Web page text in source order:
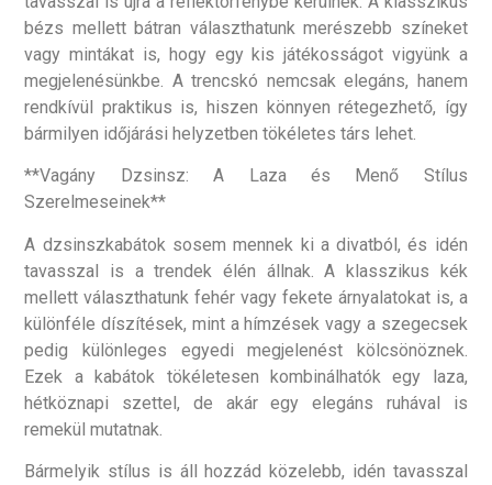
bézs mellett bátran választhatunk merészebb színeket
vagy mintákat is, hogy egy kis játékosságot vigyünk a
megjelenésünkbe. A trencskó nemcsak elegáns, hanem
rendkívül praktikus is, hiszen könnyen rétegezhető, így
bármilyen időjárási helyzetben tökéletes társ lehet.
**Vagány Dzsinsz: A Laza és Menő Stílus
Szerelmeseinek**
A dzsinszkabátok sosem mennek ki a divatból, és idén
tavasszal is a trendek élén állnak. A klasszikus kék
mellett választhatunk fehér vagy fekete árnyalatokat is, a
különféle díszítések, mint a hímzések vagy a szegecsek
pedig különleges egyedi megjelenést kölcsönöznek.
Ezek a kabátok tökéletesen kombinálhatók egy laza,
hétköznapi szettel, de akár egy elegáns ruhával is
remekül mutatnak.
Bármelyik stílus is áll hozzád közelebb, idén tavasszal